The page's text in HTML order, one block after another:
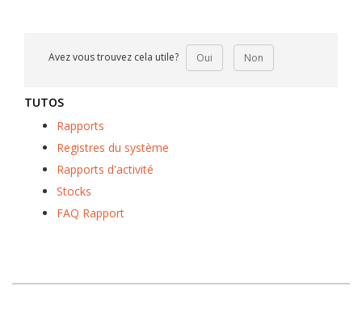
Avez vous trouvez cela utile? Oui Non
TUTOS
Rapports
Registres du système
Rapports d'activité
Stocks
FAQ Rapport